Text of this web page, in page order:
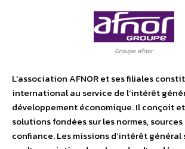
Groupe afnor
L’association AFNOR et ses filiales
international au service de l’intérêt
développement économique. Il conçoit
solutions fondées sur les normes,
confiance. Les missions d’intérêt général